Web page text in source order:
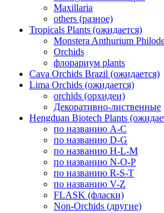
Maxillaria
others (разное)
Tropicals Plants (ожидается)
​​​​​​​Monstera Anthurium
Orchids
флорариум plants
Cava Orchids Brazil (ожидается)
Lima Orchids (ожидается)
orchids (орхидеи)
Декоративно-лиственные
Hengduan Biotech Plants
по названию A-C
по названию D-G
по названию H-L-M
по названию N-O-P
по названию R-S-T
по названию V-Z
FLASK (фласки)
Non-Orchids (другие)